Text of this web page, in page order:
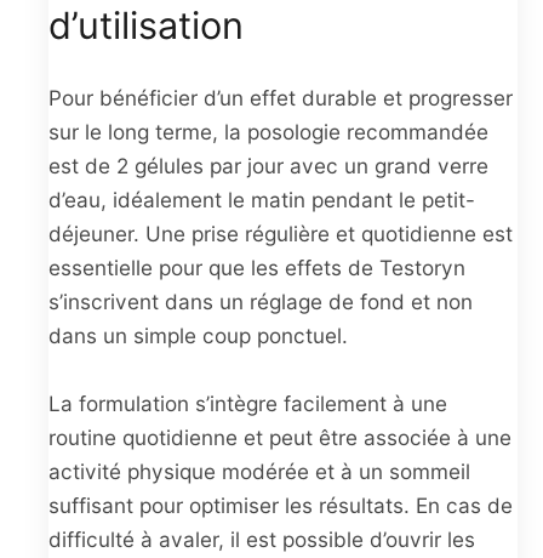
d’utilisation
Pour bénéficier d’un effet durable et progresser
sur le long terme, la posologie recommandée
est de 2 gélules par jour avec un grand verre
d’eau, idéalement le matin pendant le petit-
déjeuner. Une prise régulière et quotidienne est
essentielle pour que les effets de Testoryn
s’inscrivent dans un réglage de fond et non
dans un simple coup ponctuel.
La formulation s’intègre facilement à une
routine quotidienne et peut être associée à une
activité physique modérée et à un sommeil
suffisant pour optimiser les résultats. En cas de
difficulté à avaler, il est possible d’ouvrir les